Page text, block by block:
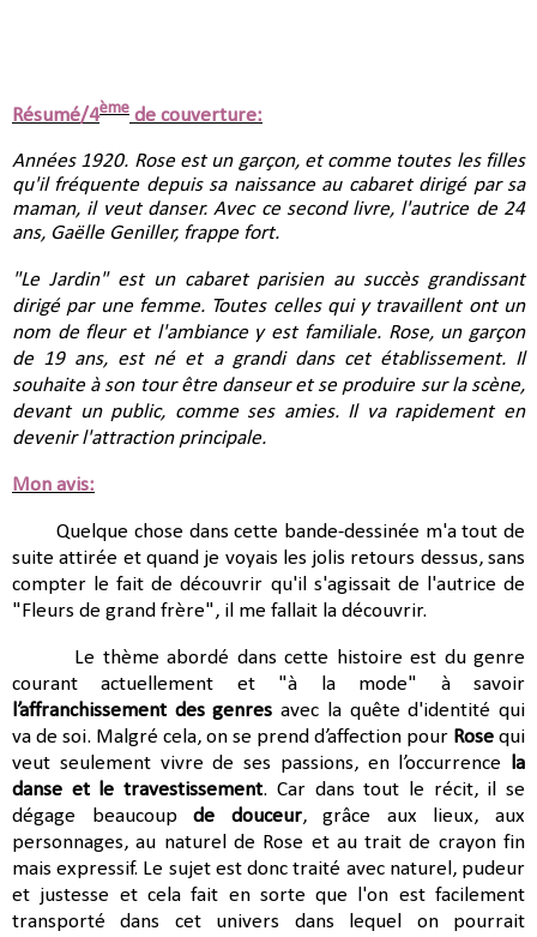
Résumé/4ème de couverture:
Années 1920. Rose est un garçon, et comme toutes les filles
qu'il fréquente depuis sa naissance au cabaret dirigé par sa
maman, il veut danser. Avec ce second livre, l'autrice de 24
ans, Gaëlle Geniller, frappe fort.
"Le Jardin" est un cabaret parisien au succès grandissant
dirigé par une femme. Toutes celles qui y travaillent ont un
nom de fleur et l'ambiance y est familiale. Rose, un garçon
de 19 ans, est né et a grandi dans cet établissement. Il
souhaite à son tour être danseur et se produire sur la scène,
devant un public, comme ses amies. Il va rapidement en
devenir l'attraction principale.
Mon avis:
Quelque chose dans cette bande-dessinée m'a tout de
suite attirée et quand je voyais les jolis retours dessus, sans
compter le fait de découvrir qu'il s'agissait de l'autrice de
"Fleurs de grand frère", il me fallait la découvrir.
Le thème abordé dans cette histoire est du genre
courant actuellement et "à la mode" à savoir
l’affranchissement des genres avec la quête d'identité qui
va de soi. Malgré cela, on se prend d’affection pour Rose qui
veut seulement vivre de ses passions, en l’occurrence la
danse et le travestissement. Car dans tout le récit, il se
dégage beaucoupde douceur, grâce aux lieux, aux
personnages, au naturel de Rose et au trait de crayon fin
mais expressif. Le sujet est donc traité avec naturel, pudeur
et justesse et cela fait en sorte que l'on est facilement
transporté dans cet univers dans lequel on pourrait